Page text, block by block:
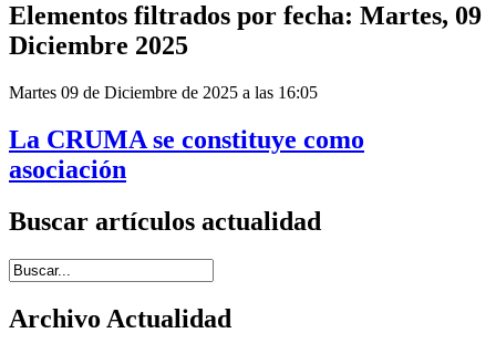
Elementos filtrados por fecha: Martes, 09
Diciembre 2025
Martes 09 de Diciembre de 2025 a las 16:05
La CRUMA se constituye como
asociación
Buscar artículos actualidad
Introduce términos de búsqueda
Archivo Actualidad